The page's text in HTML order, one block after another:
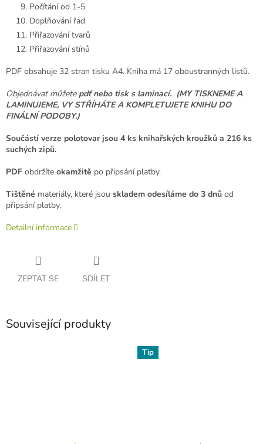
Počítání od 1-5
Doplňování řad
Přiřazování tvarů
Přiřazování stínů
PDF obsahuje 32 stran tisku A4. Kniha má 17 oboustranných listů.
Objednávat můžetepdf nebo tisk s laminací. (MY TISKNEME A
LAMINUJEME, VY STŘÍHÁTE A KOMPLETUJETE KNIHU DO
FINÁLNÍ PODOBY.)
Součástí verze polotovar jsou 4 ks knihařských kroužků a 216 ks
suchých zipů.
PDF obdržíte okamžitě po připsání platby.
Tištěné materiály, které jsou skladem odesíláme do 3 dnů od
připsání platby.
Detailní informace
ZEPTAT SE SDÍLET
Související produkty
Tip